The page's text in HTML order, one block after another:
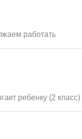
работать
ребенку (2